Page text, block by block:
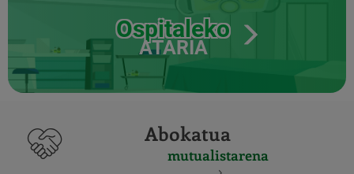
Ospitaleko
ATARIA
Abokatua
mutualistarena